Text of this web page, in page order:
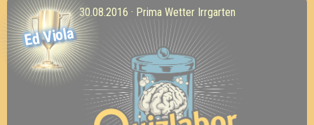
Ed Viola
30.08.2016 · Prima Wetter Irrgarten